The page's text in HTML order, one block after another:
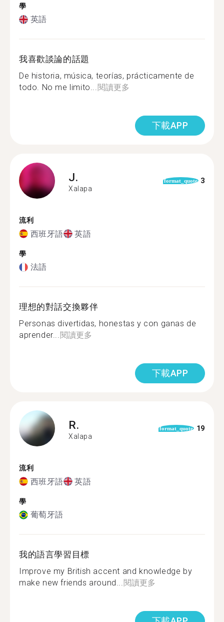
學
英語
我喜歡談論的話題
De historia, música, teorías, prácticamente de
todo. No me limito...閱讀更多
下載APP
J.
Xalapa
format_quote 3
流利
西班牙語 英語
學
法語
理想的對話交換夥伴
Personas divertidas, honestas y con ganas de
aprender...閱讀更多
下載APP
R.
Xalapa
format_quote 19
流利
西班牙語 英語
學
葡萄牙語
我的語言學習目標
Improve my British accent and knowledge by
make new friends around...閱讀更多